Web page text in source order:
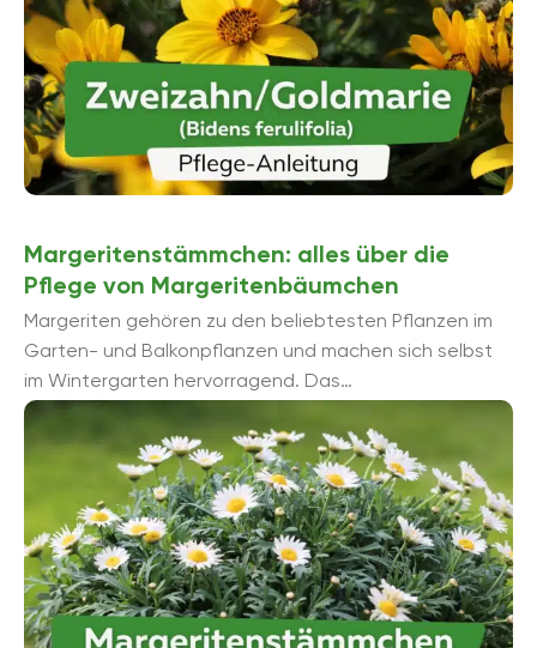
Margeritenstämmchen: alles über die
Pflege von Margeritenbäumchen
Margeriten gehören zu den beliebtesten Pflanzen im
Garten- und Balkonpflanzen und machen sich selbst
im Wintergarten hervorragend. Das
Margeritenstämmchen ist im Vergleich zur heimischen
Magerwiesen-Margerite (Leucanthemum vulgare) fü...